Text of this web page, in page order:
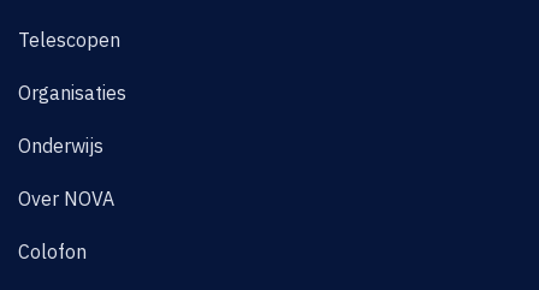
Telescopen
Organisaties
Onderwijs
Over NOVA
Colofon